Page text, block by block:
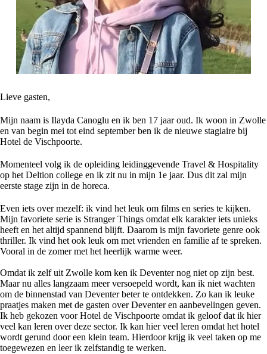
Lieve gasten,
Mijn naam is Ilayda Canoglu en ik ben 17 jaar oud. Ik woon in Zwolle
en van begin mei tot eind september ben ik de nieuwe stagiaire bij
Hotel de Vischpoorte.
Momenteel volg ik de opleiding leidinggevende Travel & Hospitality
op het Deltion college en ik zit nu in mijn 1e jaar. Dus dit zal mijn
eerste stage zijn in de horeca.
Even iets over mezelf: ik vind het leuk om films en series te kijken.
Mijn favoriete serie is Stranger Things omdat elk karakter iets unieks
heeft en het altijd spannend blijft. Daarom is mijn favoriete genre ook
thriller. Ik vind het ook leuk om met vrienden en familie af te spreken.
Vooral in de zomer met het heerlijk warme weer.
Omdat ik zelf uit Zwolle kom ken ik Deventer nog niet op zijn best.
Maar nu alles langzaam meer versoepeld wordt, kan ik niet wachten
om de binnenstad van Deventer beter te ontdekken. Zo kan ik leuke
praatjes maken met de gasten over Deventer en aanbevelingen geven.
Ik heb gekozen voor Hotel de Vischpoorte omdat ik geloof dat ik hier
veel kan leren over deze sector. Ik kan hier veel leren omdat het hotel
wordt gerund door een klein team. Hierdoor krijg ik veel taken op me
toegewezen en leer ik zelfstandig te werken.